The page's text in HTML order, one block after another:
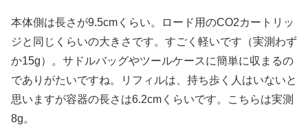
本体側は長さが9.5cmくらい。ロード用のCO2カートリッ
ジと同じくらいの大きさです。すごく軽いです（実測わず
か15g）。サドルバッグやツールケースに簡単に収まるの
でありがたいですね。リフィルは、持ち歩く人はいないと
思いますが容器の長さは6.2cmくらいです。こちらは実測
8g。